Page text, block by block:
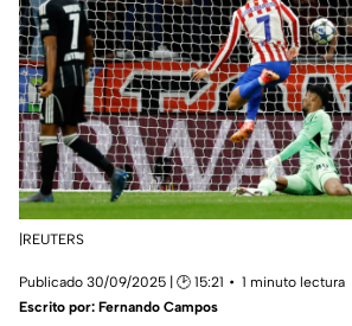
|REUTERS
Publicado 30/09/2025 | 🕑 15:21
1 minuto lectura
Escrito por: Fernando Campos